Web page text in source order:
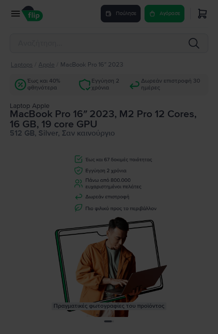
Πούλησε Αγόρασε
Laptops Apple MacBook Pro 16″ 2023
Έως και 40%
φθηνότερα
Εγγύηση 2
χρόνια
Δωρεάν επιστροφή 30
ημέρες
Laptop Apple
MacBook Pro 16″ 2023, M2 Pro 12 Cores,
16 GB, 19 core GPU
512 GB, Silver, Σαν καινούργιο
Πραγματικές φωτογραφίες του προϊόντος